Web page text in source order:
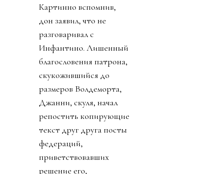
Картинно вспомнив,
дон заявил, что не
разговаривал с
Инфантино. Лишенный
благословения патрона,
скукожившийся до
размеров Волдеморта,
Джанни, скуля, начал
репостить копирующие
текст друг друга посты
федераций,
приветствовавших
решение его,